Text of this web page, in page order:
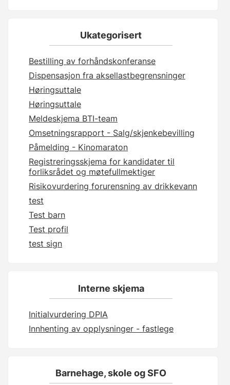
Ukategorisert
Bestilling av forhåndskonferanse
Dispensasjon fra aksellastbegrensninger
Høringsuttale
Høringsuttale
Meldeskjema BTI-team
Omsetningsrapport - Salg/skjenkebevilling
Påmelding - Kinomaraton
Registreringsskjema for kandidater til
forliksrådet og møtefullmektiger
Risikovurdering forurensning av drikkevann
test
Test barn
Test profil
test sign
Interne skjema
Initialvurdering DPIA
Innhenting av opplysninger - fastlege
Barnehage, skole og SFO